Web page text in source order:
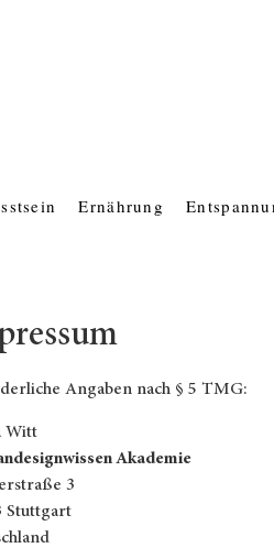
Ernährung
Angaben nach § 5 TMG:
Witt
Akademie
3
Stuttgart